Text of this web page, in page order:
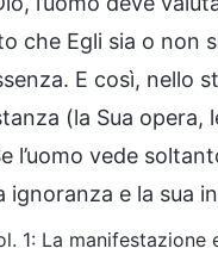
che Egli sia o non
E così, nello
(la Sua opera,
l’uomo vede
ignoranza e la sua
1: La manifestazione